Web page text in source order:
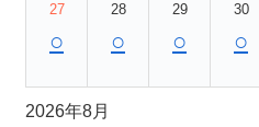
27
○
28
○
29
○
30
○
2026年8月